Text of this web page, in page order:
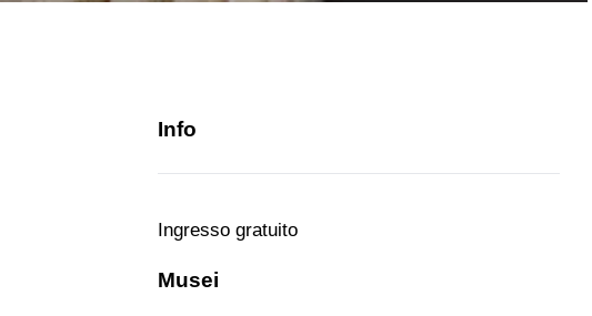
Info
Ingresso gratuito
Musei